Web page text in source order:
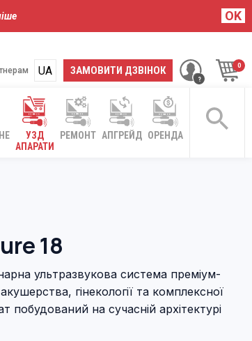
OK
ЗАМОВИТИ ДЗВІНОК
UA
RU
УЗД
АПАРАТИ
РЕМОНТ АПГРЕЙД ОРЕНДА
18
ультразвукова система преміум-
гінекології та комплексної
побудований на сучасній архітектурі